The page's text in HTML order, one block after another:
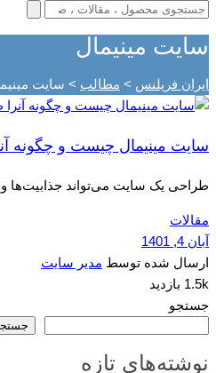
سایت مینیمال
ایران فریلنس > مطالب > سایت
سایت مینیمال چیست و چگونه
طراحی یک سایت می‌تواند
مقالات
آبان 4, 1401
ارسال شده توسط مدیر سایت
1.5k بازدید
جستجو
نوشته‌های تازه